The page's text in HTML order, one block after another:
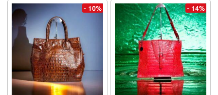
- 10% - 14%